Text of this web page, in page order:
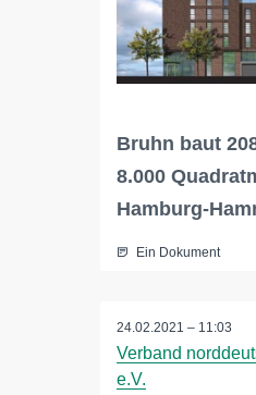
Bruhn baut
8.000
Hamburg-
Ein Dokument
24.02.2021 – 11:03
Verband
e.V.